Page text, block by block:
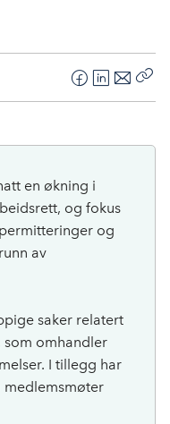
F
e
o
o
k
L
k
d
I
n
E
o
en økning i
og fokus
og
av
saker relatert
som omhandler
I tillegg har
medlemsmøter